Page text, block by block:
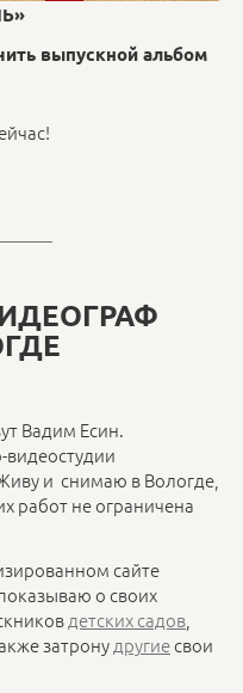
выпускной альбом
Вадим Есин.
и снимаю в Вологде,
работ не ограничена
сайте
о своих
детских садов
затронудругиесвои